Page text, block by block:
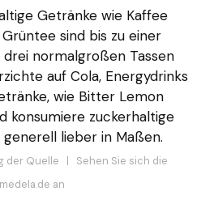
Getränke wie Kaffee
sind bis zu einer
drei normalgroßen Tassen
auf Cola, Energydrinks
wie Bitter Lemon
konsumiere zuckerhaltige
lieber in Maßen.
der Quelle | Sehen Sie sich die
an